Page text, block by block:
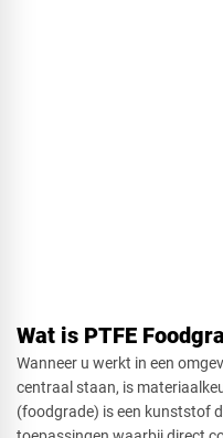
Wat is PTFE
Wanneer u werkt in een
centraal staan, is
(foodgrade) is een kunststof